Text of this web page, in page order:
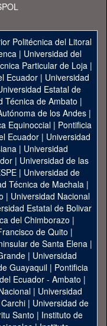
Politécnica del Litoral
| Universidad del
Particular de Loja|
Ecuador| Universidad
Estatal de
Técnica de Ambato |
de los Andes|
Equinoccial| Pontificia
Ecuador | Universidad
| Universidad
| Universidad de las
| Universidad de
Técnica de Machala|
| Universidad Nacional
Estatal de Bolivar
del Chimborazo |
de Quito |
de Santa Elena|
| Universidad
Guayaquil| Pontificia
Ecuador - Ambato |
| Universidad
| Universidad de
Santo | Instituto de